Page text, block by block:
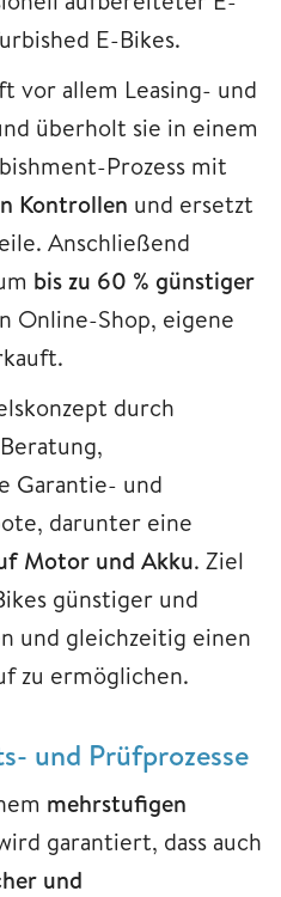
E-Bikes.
vor allem Leasing- und
überholt sie in einem
Prozess mit
Kontrollen und ersetzt
Anschließend
bis zu 60 % günstiger
Online-Shop, eigene
durch
Garantie- und
darunter eine
Motor und Akku. Ziel
günstiger und
und gleichzeitig einen
zu ermöglichen.
und Prüfprozesse
mehrstufigen
garantiert, dass auch
und